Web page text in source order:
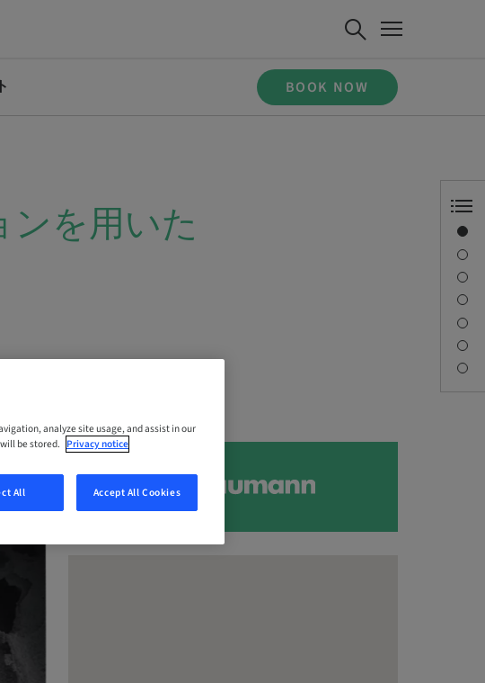
BOOK NOW
ンを用いた
analyze site usage, and assist in our
be stored. Privacy notice
All Accept All Cookies